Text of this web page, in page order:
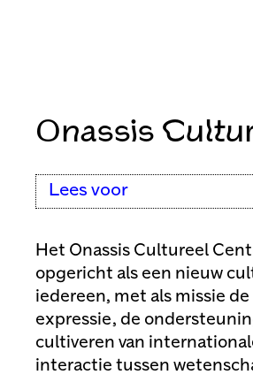
Onassis
Lees voor
Het Onassis Cultureel
opgericht als een nieuw
iedereen, met als missie
expressie, de
cultiveren van
interactie tussen